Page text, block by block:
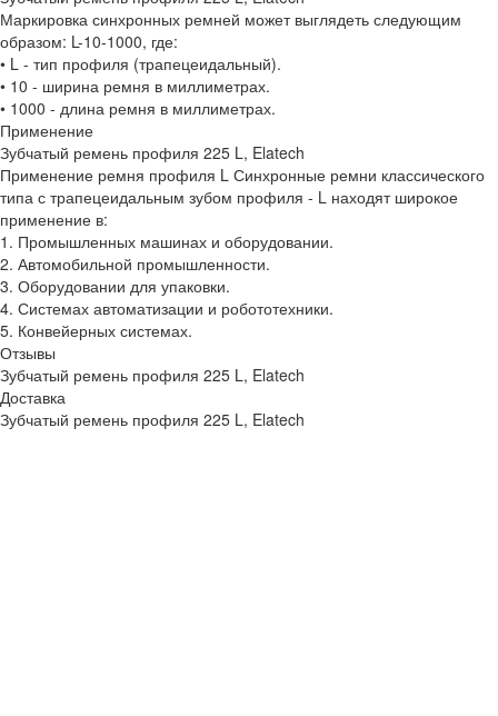
Маркировка синхронных ремней может выглядеть следующим
образом: L-10-1000, где:
• L - тип профиля (трапецеидальный).
• 10 - ширина ремня в миллиметрах.
• 1000 - длина ремня в миллиметрах.
Применение
Зубчатый ремень профиля 225 L, Elatech
Применение ремня профиля L Синхронные ремни классического
типа с трапецеидальным зубом профиля - L находят широкое
применение в:
1. Промышленных машинах и оборудовании.
2. Автомобильной промышленности.
3. Оборудовании для упаковки.
4. Системах автоматизации и робототехники.
5. Конвейерных системах.
Отзывы
Зубчатый ремень профиля 225 L, Elatech
Доставка
Зубчатый ремень профиля 225 L, Elatech